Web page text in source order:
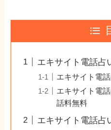
エキサイト電話占
エキサイト電
エキサイト電
話料無料
エキサイト電話占